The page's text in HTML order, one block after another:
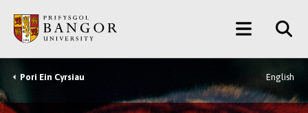
Prif
Gynnwys
Main
Menu
Breadcrumb
Pori Ein Cyrsiau English